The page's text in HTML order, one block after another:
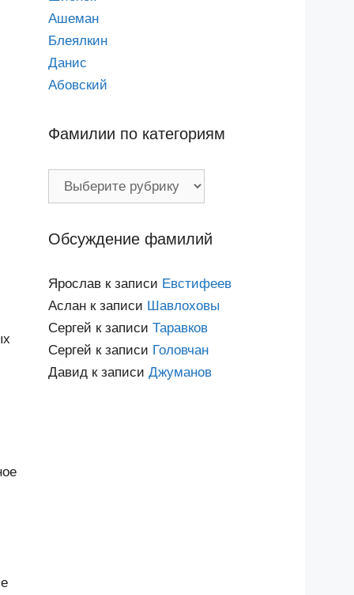
Ашеман
Блеялкин
Данис
Абовский
Фамилии по категориям
Обсуждение фамилий
Ярослав к записи Евстифеев
Аслан к записи Шавлоховы
Сергей к записи Таравков
Сергей к записи Головчан
Давид к записи Джуманов